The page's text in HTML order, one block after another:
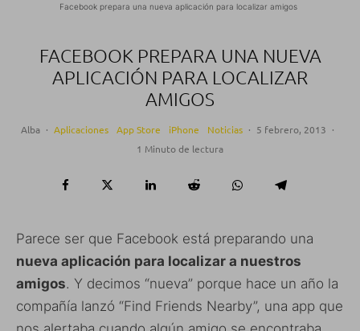
Facebook prepara una nueva aplicación para localizar amigos
FACEBOOK PREPARA UNA NUEVA
APLICACIÓN PARA LOCALIZAR
AMIGOS
Alba · Aplicaciones App Store iPhone Noticias · 5 febrero, 2013 ·
1 Minuto de lectura
Parece ser que Facebook está preparando una
nueva aplicación para localizar a nuestros
amigos. Y decimos “nueva” porque hace un año la
compañía lanzó “Find Friends Nearby”, una app que